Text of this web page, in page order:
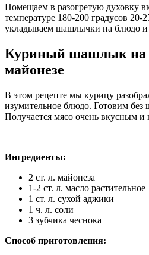
Помещаем в разогретую духовку
температуре 180-200 градусов 20-
укладываем шашлычки на блюдо и
Куриный шашлык на
майонезе
В этом рецепте мы курицу
изумительное блюдо. Готовим без
Получается мясо очень вкусным
Ингредиенты:
2 ст. л. майонеза
1-2 ст. л. масло растительное
1 ст. л. сухой аджики
1 ч. л. соли
3 зубчика чеснока
Способ приготовления: